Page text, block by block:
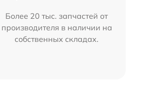
Более 20 тыс. запчастей от
производителя в наличии на
собственных складах.